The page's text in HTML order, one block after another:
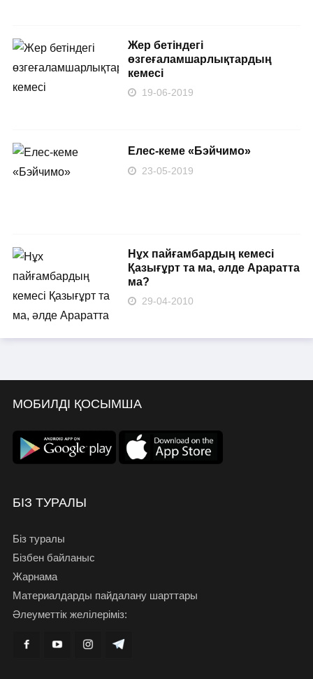
Жер бетіндегі
өзгеғаламшарлықтардың
кемесі
19-06-2019
Елес-кеме «Бэйчимо»
23-05-2019
Нұх пайғамбардың кемесі
Қазығұрт та ма, әлде Араратта
ма?
29-04-2010
МОБИЛДІ ҚОСЫМША
БІЗ ТУРАЛЫ
Біз туралы
Бізбен байланыс
Жарнама
Материалдарды пайдалану шарттары
Әлеуметтік желілеріміз: